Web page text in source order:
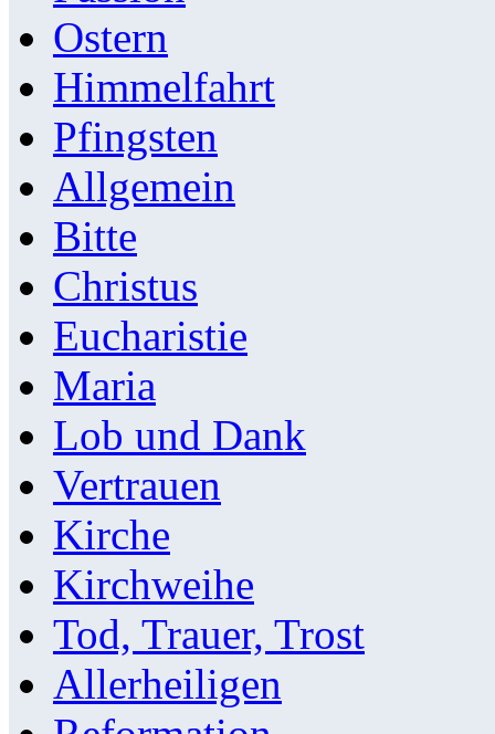
Ostern
Himmelfahrt
Pfingsten
Allgemein
Bitte
Christus
Eucharistie
Maria
Lob und Dank
Vertrauen
Kirche
Kirchweihe
Tod, Trauer, Trost
Allerheiligen